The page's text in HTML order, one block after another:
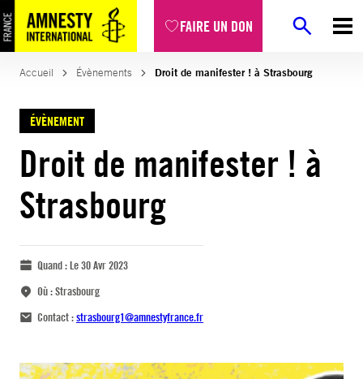
FAIRE UN DON
Accueil Évènements Droit de manifester ! à Strasbourg
ÉVÈNEMENT
Droit de manifester ! à
Strasbourg
Quand :Le 30 Avr 2023
Où :Strasbourg
Contact :strasbourg1@amnestyfrance.fr